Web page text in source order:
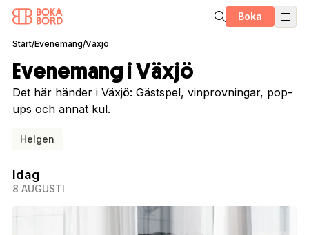
Boka
Start/Evenemang/Växjö
Evenemang i Växjö
Det här händer i Växjö: Gästspel, vinprovningar, pop-
ups och annat kul.
Helgen
Idag
8 AUGUSTI